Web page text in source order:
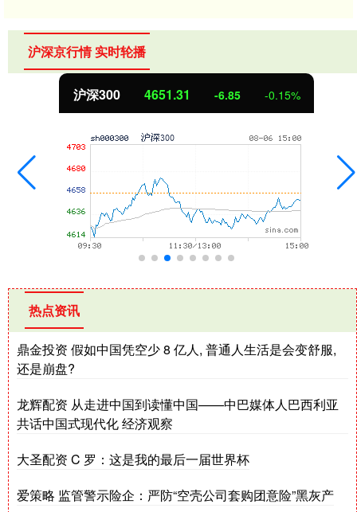
沪深京行情 实时轮播
沪深300 4651.31 -6.85 -0.15%
热点资讯
鼎金投资 假如中国凭空少 8 亿人, 普通人生活是会变舒服,
还是崩盘?
龙辉配资 从走进中国到读懂中国——中巴媒体人巴西利亚
共话中国式现代化 经济观察
大圣配资 C 罗：这是我的最后一届世界杯
爱策略 监管警示险企：严防“空壳公司套购团意险”黑灰产